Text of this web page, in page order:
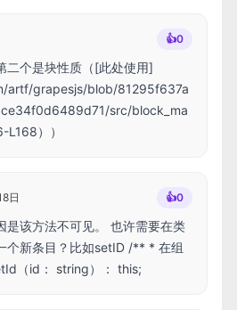
👍0
二个是块性质（[此处使用]
artf/grapesjs/blob/81295f637a
src/block_ma
））
日 👍0
是该方法不可见。 也许需要在类
个新条目？比如setID /** * 在组
（id： string）： this;